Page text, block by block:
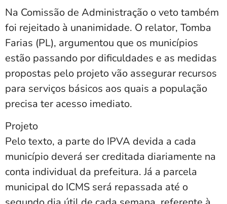
Na Comissão de Administração o veto também
foi rejeitado à unanimidade. O relator, Tomba
Farias (PL), argumentou que os municípios
estão passando por dificuldades e as medidas
propostas pelo projeto vão assegurar recursos
para serviços básicos aos quais a população
precisa ter acesso imediato.
Projeto
Pelo texto, a parte do IPVA devida a cada
município deverá ser creditada diariamente na
conta individual da prefeitura. Já a parcela
municipal do ICMS será repassada até o